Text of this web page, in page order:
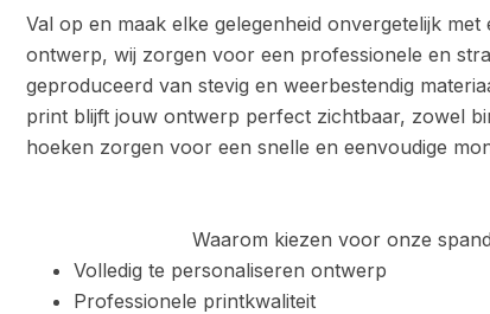
Val op en maak elke gelegenheid onvergetelijk
ontwerp, wij zorgen voor een professionele en
geproduceerd van stevig en weerbestendig
print blijft jouw ontwerp perfect zichtbaar, zowel
hoeken zorgen voor een snelle en eenvoudige
Waarom kiezen voor onze
Volledig te personaliseren ontwerp
Professionele printkwaliteit